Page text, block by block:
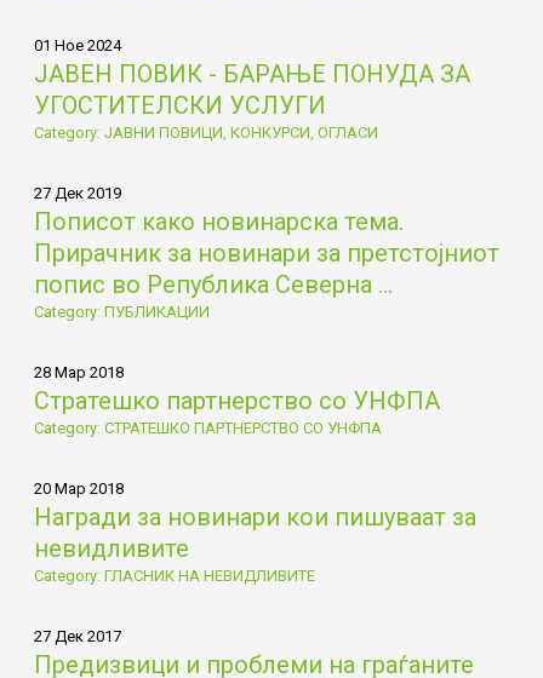
01 Ное 2024
ЈАВЕН ПОВИК - БАРАЊЕ ПОНУДА ЗА
УГОСТИТЕЛСКИ УСЛУГИ
Category: ЈАВНИ ПОВИЦИ, КОНКУРСИ, ОГЛАСИ
27 Дек 2019
Пописот како новинарска тема.
Прирачник за новинари за претстојниот
попис во Република Северна ...
Category: ПУБЛИКАЦИИ
28 Мар 2018
Стратешко партнерство со УНФПА
Category: СТРАТЕШКО ПАРТНЕРСТВО СО УНФПА
20 Мар 2018
Награди за новинари кои пишуваат за
невидливите
Category: ГЛАСНИК НА НЕВИДЛИВИТЕ
27 Дек 2017
Предизвици и проблеми на граѓаните